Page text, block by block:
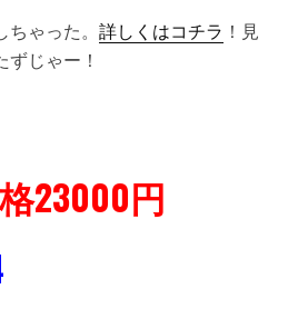
ちゃった。詳しくはコチラ ！見
じゃー！
23000円